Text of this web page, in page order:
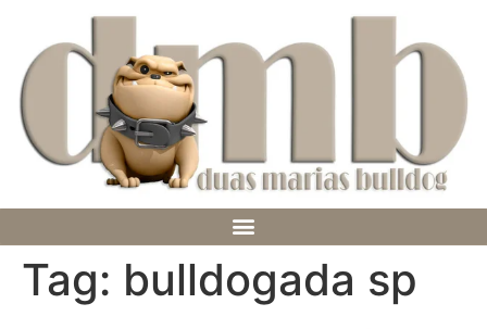
Tag: bulldogada sp